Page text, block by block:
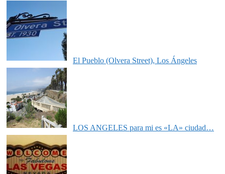
El Pueblo (Olvera Street), Los Ángeles
LOS ANGELES para mi es «LA» ciudad…